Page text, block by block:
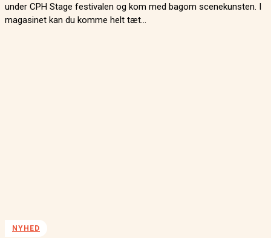
under CPH Stage festivalen og kom med bagom scenekunsten. I
magasinet kan du komme helt tæt...
NYHED